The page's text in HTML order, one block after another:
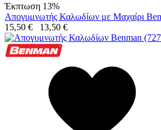
Έκπτωση 13%
Απογυμνωτής Καλωδίων με Μαχαίρι
15,50 € 13,50 €